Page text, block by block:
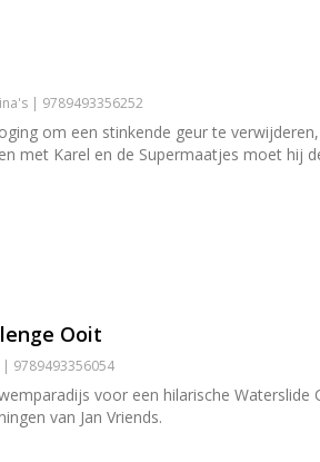
| 9789493356252
om een stinkende geur te
met Karel en de Supermaatjes moet hij
Ooit
9789493356054
voor een hilarische
van Jan Vriends.